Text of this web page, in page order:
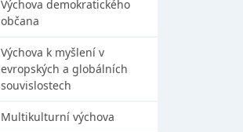
Výchova demokratického
občana
Výchova k myšlení v
evropských a globálních
souvislostech
Multikulturní výchova